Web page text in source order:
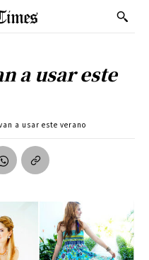
a usar este
a usar este verano